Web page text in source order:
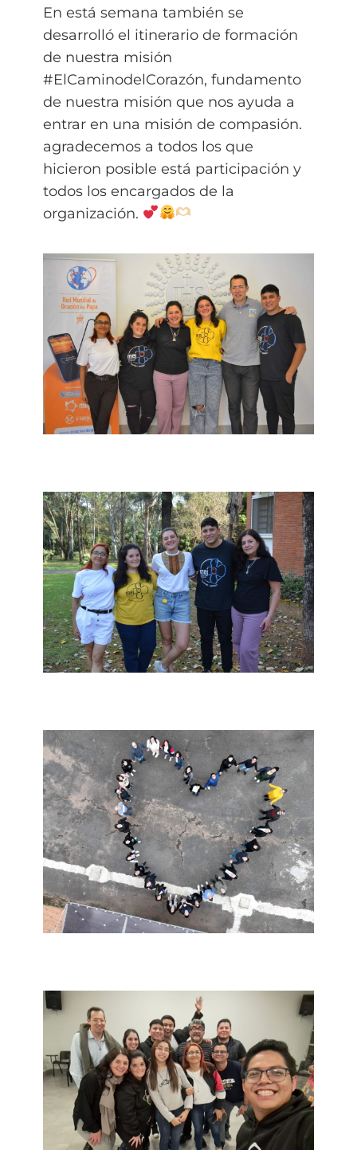
En está semana también se
desarrolló el itinerario de formación
de nuestra misión
#ElCaminodelCorazón, fundamento
de nuestra misión que nos ayuda a
entrar en una misión de compasión.
agradecemos a todos los que
hicieron posible está participación y
todos los encargados de la
organización.